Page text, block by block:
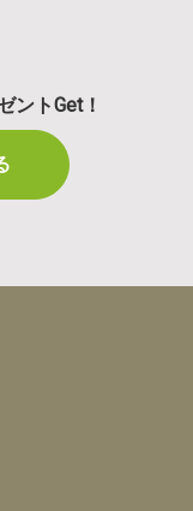
ントGet！